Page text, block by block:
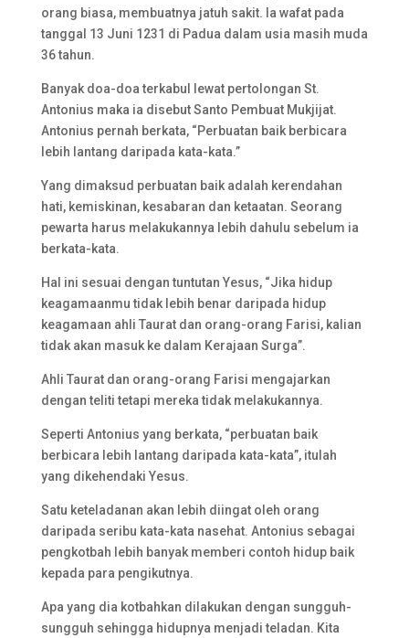
orang biasa, membuatnya jatuh sakit. Ia wafat pada
tanggal 13 Juni 1231 di Padua dalam usia masih muda
36 tahun.
Banyak doa-doa terkabul lewat pertolongan St.
Antonius maka ia disebut Santo Pembuat Mukjijat.
Antonius pernah berkata, “Perbuatan baik berbicara
lebih lantang daripada kata-kata.”
Yang dimaksud perbuatan baik adalah kerendahan
hati, kemiskinan, kesabaran dan ketaatan. Seorang
pewarta harus melakukannya lebih dahulu sebelum ia
berkata-kata.
Hal ini sesuai dengan tuntutan Yesus, “Jika hidup
keagamaanmu tidak lebih benar daripada hidup
keagamaan ahli Taurat dan orang-orang Farisi, kalian
tidak akan masuk ke dalam Kerajaan Surga”.
Ahli Taurat dan orang-orang Farisi mengajarkan
dengan teliti tetapi mereka tidak melakukannya.
Seperti Antonius yang berkata, “perbuatan baik
berbicara lebih lantang daripada kata-kata”, itulah
yang dikehendaki Yesus.
Satu keteladanan akan lebih diingat oleh orang
daripada seribu kata-kata nasehat. Antonius sebagai
pengkotbah lebih banyak memberi contoh hidup baik
kepada para pengikutnya.
Apa yang dia kotbahkan dilakukan dengan sungguh-
sungguh sehingga hidupnya menjadi teladan. Kita